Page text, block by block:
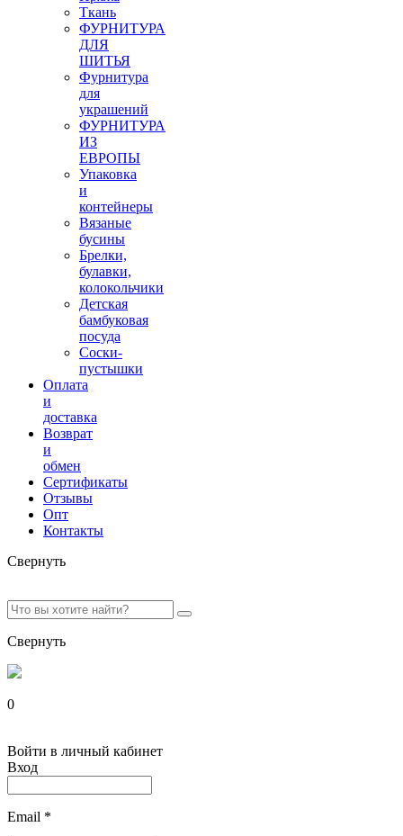
Ткань
ФУРНИТУРА
ДЛЯ
ШИТЬЯ
Фурнитура
для
украшений
ФУРНИТУРА
ИЗ
ЕВРОПЫ
Упаковка
и
контейнеры
Вязаные
бусины
Брелки,
булавки,
колокольчики
Детская
бамбуковая
посуда
Соски-
пустышки
Оплата
и
доставка
Возврат
и
обмен
Сертификаты
Отзывы
Опт
Контакты
Свернуть
Свернуть
0
Войти в личный кабинет
Вход
Email *